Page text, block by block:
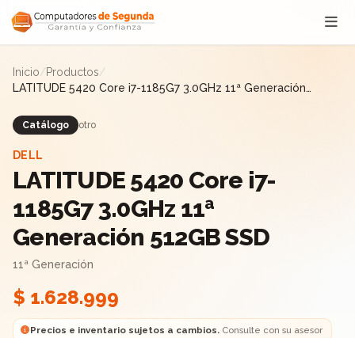
Saltar al contenido
Inicio/Productos/
LATITUDE 5420 Core i7-1185G7 3.0GHz 11ª Generación
Catálogo otro
DELL
LATITUDE 5420 Core i7-
1185G7 3.0GHz 11ª
Generación 512GB SSD
11ª Generación
$ 1.628.999
Precios e inventario sujetos a cambios.Consulte con su asesor